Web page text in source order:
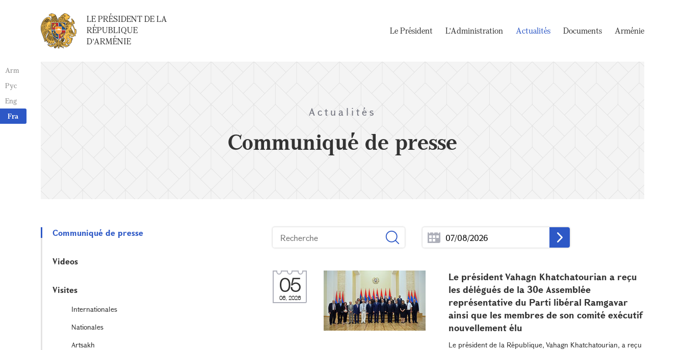
Arm
Рус
Eng
Fra
LE PRÉSIDENT DE LA
RÉPUBLIQUE
D'ARMÉNIE
Le Président L'Administration Actualités Documents Arménie
Actualités
Communiqué de presse
Communiqué de presse
Videos
Visites
Internationales
Nationales
Artsakh
05
06, 2026
Le président Vahagn Khatchatourian a reçu
les délégués de la 30e Assemblée
représentative du Parti libéral Ramgavar
ainsi que les membres de son comité exécutif
nouvellement élu
Le président de la République, Vahagn Khatchatourian, a reçu